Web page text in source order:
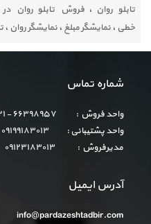
تابلو روان ،فروش تابلو روان در
خطی ،نمایشگر مبلغ ،نمایشگر روان ،
شماره تماس
واحد فروش : ۶۶۳۹۸۹۵۷ - ۰۲۱
واحد پشتیبانی : ۰۹۱۹۹۱۸۳۰۱۳
مدیرفروش : ۰۹۱۲۳۱۸۳۰۱۳
آدرس ایمیل
info@pardazeshtadbir.com